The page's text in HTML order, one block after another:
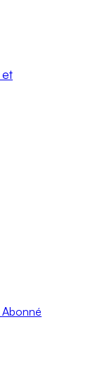
et
Abonné